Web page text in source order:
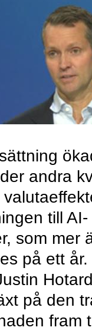
andra
till AI-
som mer
på ett
på den
fram